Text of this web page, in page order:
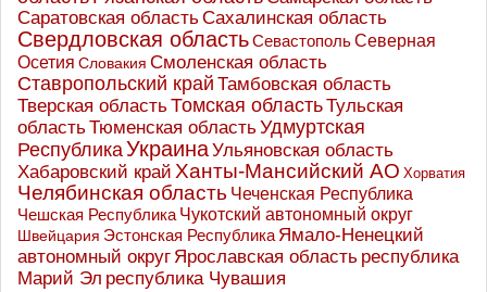
Саратовская областьСахалинская область
Свердловская областьСевастопольСеверная
Осетия Словакия Смоленская область
Ставропольский край Тамбовская область
Тверская областьТомская областьТульская
областьТюменская областьУдмуртская
РеспубликаУкраинаУльяновская область
Хабаровский край Ханты-Мансийский АО Хорватия
Челябинская область Чеченская Республика
Чешская Республика Чукотский автономный округ
Швейцария Эстонская Республика Ямало-Ненецкий
автономный округ Ярославская область республика
Марий Эл республика Чувашия